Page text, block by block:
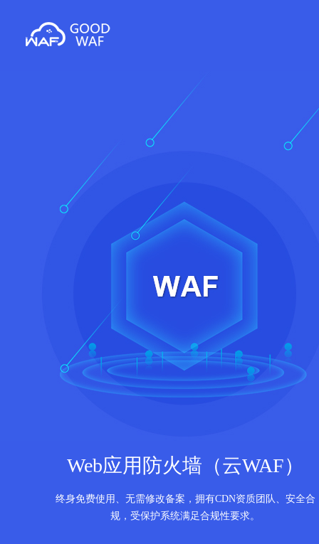
Web应用防火墙（云WAF）
终身免费使用、无需修改备案，拥有CDN资质团队、安全合
规，受保护系统满足合规性要求。